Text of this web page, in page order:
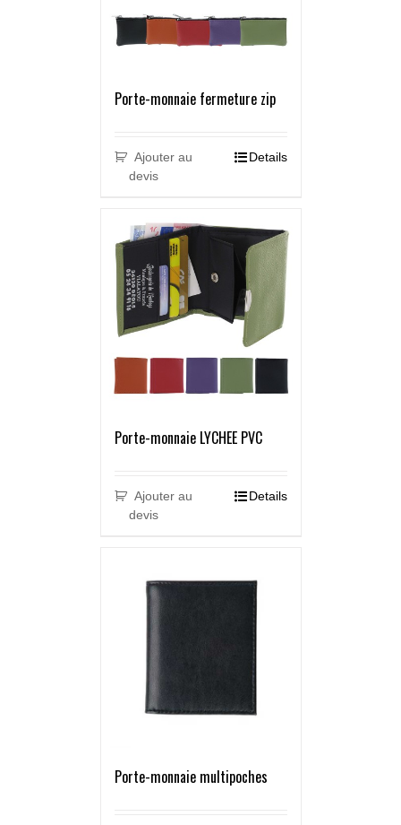
Porte-monnaie fermeture zip
Ajouter au
devis
Details
Porte-monnaie LYCHEE PVC
Ajouter au
devis
Details
Porte-monnaie multipoches